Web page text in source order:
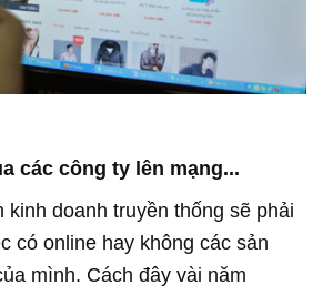
các công ty lên mạng...
kinh doanh truyền thống sẽ phải
có online hay không các sản
mình. Cách đây vài năm